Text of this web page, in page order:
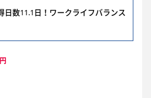
日数11.1日！ワークライフバランス